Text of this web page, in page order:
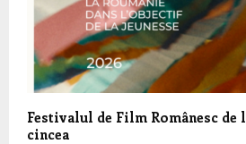
Festivalul de Film Românesc de
cincea